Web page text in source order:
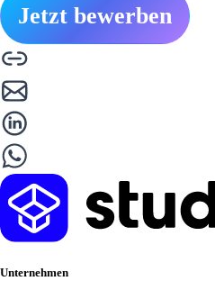
Jetzt bewerben
Unternehmen